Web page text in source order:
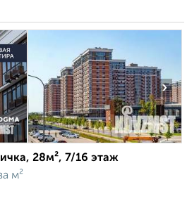
›
28м², 7/16 этаж
м²